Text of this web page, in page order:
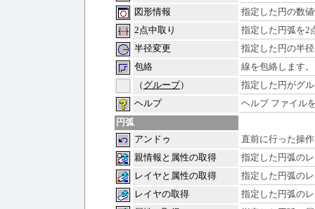
図形情報
指定した円の数
2点中取り
指定した円弧を2
半径変更
指定した円の半
包絡
線を包絡します。
（ グループ）
指定した円がグ
ヘルプ
ヘルプ ファイル
円弧
アンドゥ
直前に行った操
親情報と属性の取得
指定した円弧の
レイヤと属性の取得
指定した円弧の
レイヤの取得
指定した円弧の